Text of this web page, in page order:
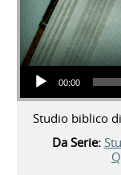
Audio Player
00:00
Studio biblico
Da Serie: